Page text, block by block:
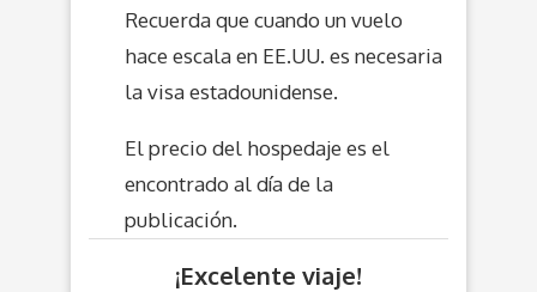
Recuerda que cuando un vuelo
hace escala en EE.UU. es necesaria
la visa estadounidense.
El precio del hospedaje es el
encontrado al día de la
publicación.
¡Excelente viaje!